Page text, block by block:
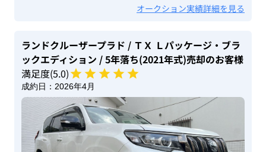
オークション実績詳細を見る
ランドクルーザープラド / ＴＸ Ｌパッケージ・ブラ
ックエディション / 5年落ち(2021年式)売却のお客様
満足度(5.0)
成約日： 2026年4月